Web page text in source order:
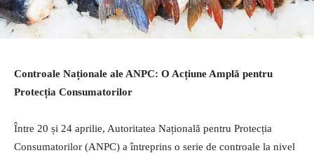
Controale Naționale ale ANPC: O Acțiune Amplă pentru
Protecția Consumatorilor
Între 20 și 24 aprilie, Autoritatea Națională pentru Protecția
Consumatorilor (ANPC) a întreprins o serie de controale la nivel